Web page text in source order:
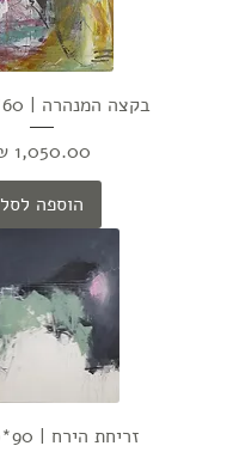
בקצה המנהרה | 60*50 ס"מ
מחיר
הוספה לסל
זריחת הירח | 90*80 ס"מ